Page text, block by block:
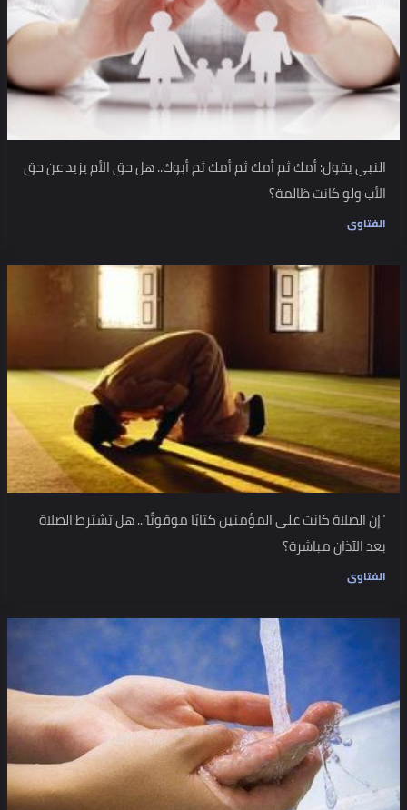
النبي يقول: أمك ثم أمك ثم أمك ثم أبوك.. هل حق الأم يزيد عن حق
الأب ولو كانت ظالمة؟
الفتاوى
"إن الصلاة كانت على المؤمنين كتابًا موقوتًا".. هل تشترط الصلاة
بعد الآذان مباشرة؟
الفتاوى